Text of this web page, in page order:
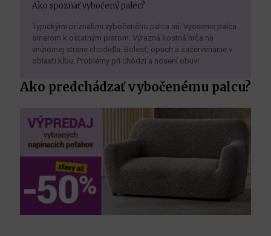
Ako spoznať vybočený palec?
Typickými príznakmi vybočeného palca sú: Vyosenie palca
smerom k ostatným prstom. Výrazná kostná hrča na
vnútornej strane chodidla. Bolesť, opuch a začervenanie v
oblasti kĺbu. Problémy pri chôdzi a nosení obuvi.
Ako predchádzať vybočenému palcu?